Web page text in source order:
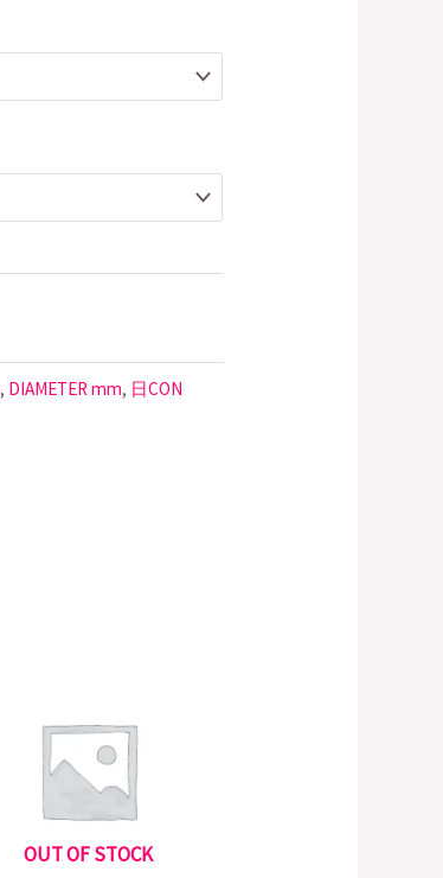
, DIAMETER mm, 日CON
OUT OF STOCK